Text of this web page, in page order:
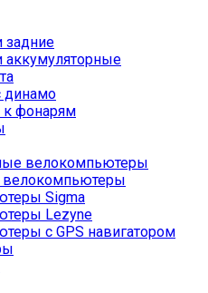
задние
аккумуляторные
динамо
к фонарям
велокомпьютеры
Sigma
Lezyne
с GPS навигатором